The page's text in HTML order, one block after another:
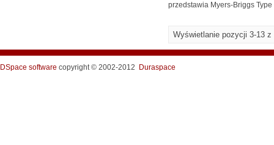
przedstawia Myers-Briggs
Wyświetlanie pozycji 3-13 z
DSpace software copyright © 2002-2012 Duraspace